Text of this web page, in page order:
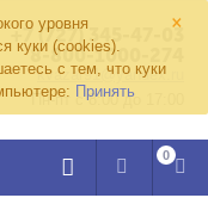
×
уровня
куки (cookies).
с тем, что куки
Принять
+7 (727) 345-47-03
8-800-1000-274
kvazar91@yandex.ru
Пн-пт с 8:00 до 17:00
0